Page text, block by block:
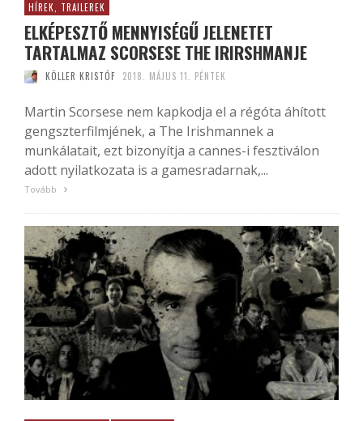
HÍREK, TRAILEREK
ELKÉPESZTŐ MENNYISÉGŰ JELENETET
TARTALMAZ SCORSESE THE IRIRSHMANJE
KÖLLER KRISTÓF 2018. MÁJUS 11. PÉNTEK
Martin Scorsese nem kapkodja el a régóta áhított
gengszterfilmjének, a The Irishmannek a
munkálatait, ezt bizonyítja a cannes-i fesztiválon
adott nyilatkozata is a gamesradarnak,...
Tovább